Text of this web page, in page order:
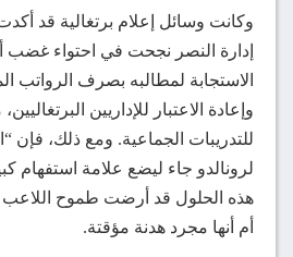
وكانت وسائل إعلام برتغالية قد
إدارة النصر نجحت في احتواء غضب
الاستجابة لمطالبه بصرف الرواتب
وإعادة الاعتبار للإداريين
للتدريبات الجماعية. ومع ذلك، فإن
لرونالدو جاء ليضع علامة استفهام
هذه الحلول قد أرضت طموح اللاعب
أم أنها مجرد هدنة مؤقتة.